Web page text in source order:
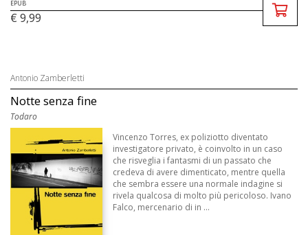
EPUB
€ 9,99
Antonio Zamberletti
Notte senza fine
Todaro
Vincenzo Torres, ex poliziotto diventato
investigatore privato, è coinvolto in un caso
che risveglia i fantasmi di un passato che
credeva di avere dimenticato, mentre quella
che sembra essere una normale indagine si
rivela qualcosa di molto più pericoloso. Ivano
Falco, mercenario di in ...